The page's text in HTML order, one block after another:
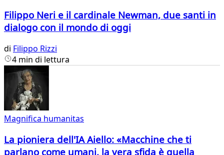
Filippo Neri e il cardinale Newman, due santi in
dialogo con il mondo di oggi
di Filippo Rizzi
4 min di lettura
Magnifica humanitas
La pioniera dell'IA Aiello: «Macchine che ti
parlano come umani, la vera sfida è quella